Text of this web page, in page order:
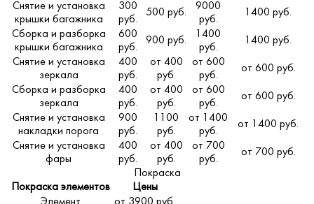
Снятие и установка
крышки багажника
300
руб.
500 руб.
9000
руб.
1400 руб.
Сборка и разборка
крышки багажника
600
руб.
900 руб.
1400
руб.
1400 руб.
Снятие и установка
зеркала
400
руб.
от 400
руб.
от 600
руб.
от 600 руб.
Сборка и разборка
зеркала
400
руб.
от 400
руб.
от 600
руб.
от 600 руб.
Снятие и установка
накладки порога
900
руб.
1100
руб.
от 1400
руб.
от 1400 руб.
Снятие и установка
фары
400
руб.
от 400
руб.
от 700
руб.
от 700 руб.
Покраска
Покраска элементов
Цены